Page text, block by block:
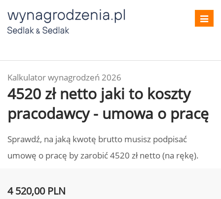
Kalkulator wynagrodzeń 2026
4520 zł netto jaki to koszty
pracodawcy - umowa o pracę
Sprawdź, na jaką kwotę brutto musisz podpisać
umowę o pracę by zarobić 4520 zł netto (na rękę).
4 520,00 PLN